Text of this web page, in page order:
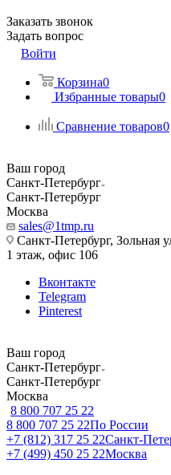
Заказать звонок
Задать вопрос
Войти
Корзина0
Избранные товары0
Сравнение товаров0
Ваш город
Санкт-Петербург
Санкт-Петербург
Москва
sales@1tmp.ru
Санкт-Петербург, Зольная
1 этаж, офис 106
Вконтакте
Telegram
Pinterest
Ваш город
Санкт-Петербург
Санкт-Петербург
Москва
8 800 707 25 22
8 800 707 25 22По России
+7 (812) 317 25 22Санкт-
+7 (499) 450 25 22Москва